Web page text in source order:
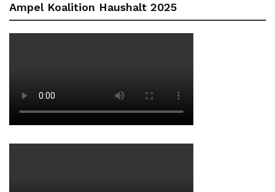
Ampel Koalition Haushalt 2025